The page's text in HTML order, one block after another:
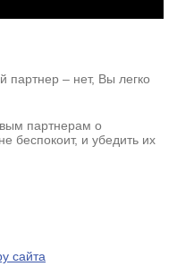
партнер – нет, Вы легко
партнерам о
беспокоит, и убедить их
сайта